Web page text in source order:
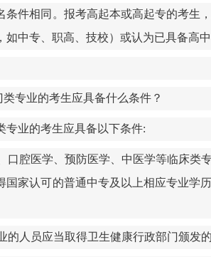
条件相同。报考高起本或高起专的考生
中专、职高、技校）或认为已具备高
专业的考生应具备什么条件？
专业的考生应具备以下条件:
口腔医学、预防医学、中医学等临床类
国家认可的普通中专及以上相应专业学
的人员应当取得卫生健康行政部门颁发